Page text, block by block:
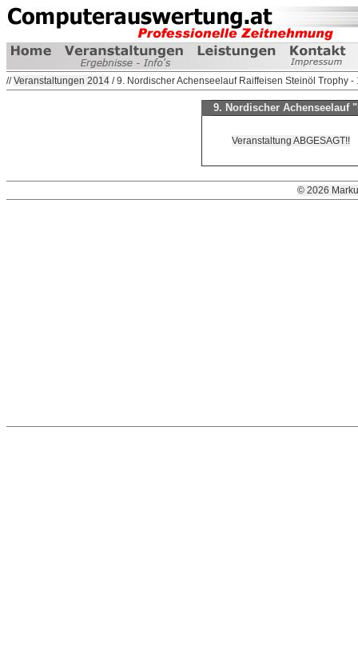
//Veranstaltungen 2014 / 9. Nordischer Achenseelauf Raiffeisen Steinöl Trophy -
9. Nordischer Achenseelauf
Veranstaltung ABGESAGT!!
© 2026